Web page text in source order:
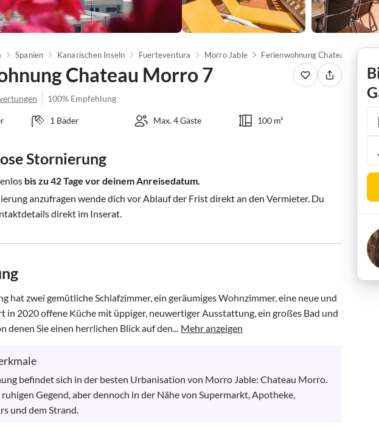
Spanien Kanarischen Inseln Fuerteventura Morro Jable Ferienwohnung Chateau Morro 7
Chateau Morro 7
100% Empfehlung
1 Bäder Max. 4 Gäste 100 m²
Stornierung
bis zu 42 Tage vor deinem Anreisedatum.
anzufragen wende dich vor Ablauf der Frist direkt an den Vermieter. Du
direkt im Inserat.
hat zwei gemütliche Schlafzimmer, ein geräumiges Wohnzimmer, eine neue und
in 2020 offene Küche mit üppiger, neuwertiger Ausstattung, ein großes Bad und
denen Sie einen herrlichen Blick auf den... Mehr anzeigen
befindet sich in der besten Urbanisation von Morro Jable: Chateau Morro.
Gegend, aber dennoch in der Nähe von Supermarkt, Apotheke,
und dem Strand.